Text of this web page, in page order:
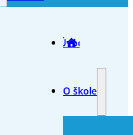
Úvod
O škole